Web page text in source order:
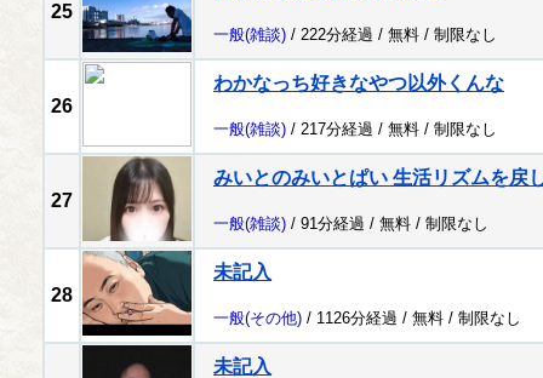
25
一般(雑談) / 222分経過 / 無料 / 制限なし
26
わかなっち好きなやつ以外くんな
一般(雑談) / 217分経過 / 無料 / 制限なし
27
みいとのみいとぱい 生活リズムを戻
一般(雑談) / 91分経過 / 無料 / 制限なし
28
未記入
一般(その他) / 1126分経過 / 無料 / 制限なし
未記入